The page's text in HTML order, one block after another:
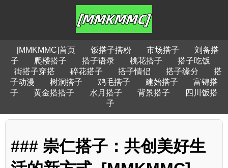
[MMKMMC]首页 饭搭子搭粉 市场搭子
刘备搭
子
爬楼搭子 搭子语录 桃花搭子
搭子吃饭
街搭子穿搭
碎花搭子 搭子情侣 搭子缘分
搭
子动漫
树洞搭子 鸡毛搭子 建始搭子
富锦搭
子
黄金搭搭子 水月搭子 背景搭子
四川饭搭
子
### 崇仁搭子：共创美好生